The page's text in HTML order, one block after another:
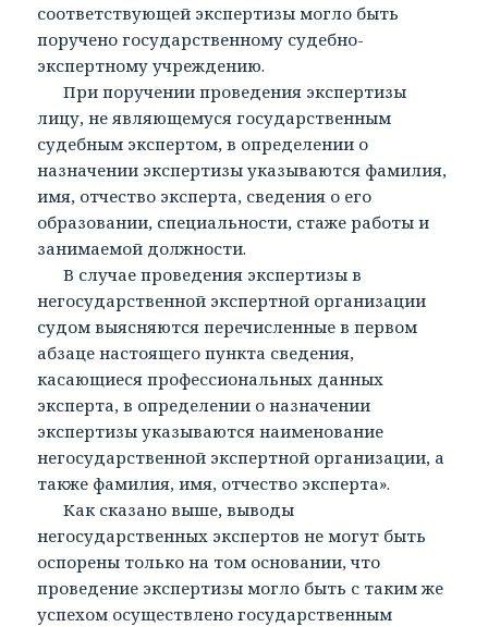
соответствующей экспертизы могло быть
поручено государственному судебно-
экспертному учреждению.
При поручении проведения экспертизы
лицу, не являющемуся государственным
судебным экспертом, в определении о
назначении экспертизы указываются фамилия,
имя, отчество эксперта, сведения о его
образовании, специальности, стаже работы и
занимаемой должности.
В случае проведения экспертизы в
негосударственной экспертной организации
судом выясняются перечисленные в первом
абзаце настоящего пункта сведения,
касающиеся профессиональных данных
эксперта, в определении о назначении
экспертизы указываются наименование
негосударственной экспертной организации, а
также фамилия, имя, отчество эксперта».
Как сказано выше, выводы
негосударственных экспертов не могут быть
оспорены только на том основании, что
проведение экспертизы могло быть с таким же
успехом осуществлено государственным